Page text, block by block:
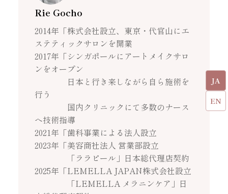
JA
EN
Rie Gocho
2014年「株式会社設立、東京・代官山にエ
ステティックサロンを開業
2017年「シンガポールにアートメイクサロ
ンをオープン
日本と行き来しながら自ら施術を
行う
国内クリニックにて多数のナース
へ技術指導
2021年「歯科事業による法人設立
2023年「美容商社法人 営業部設立
「ララピール」日本総代理店契約
2025年「LEMELLA JAPAN株式会社設立
「LEMELLA メラニンケア」日